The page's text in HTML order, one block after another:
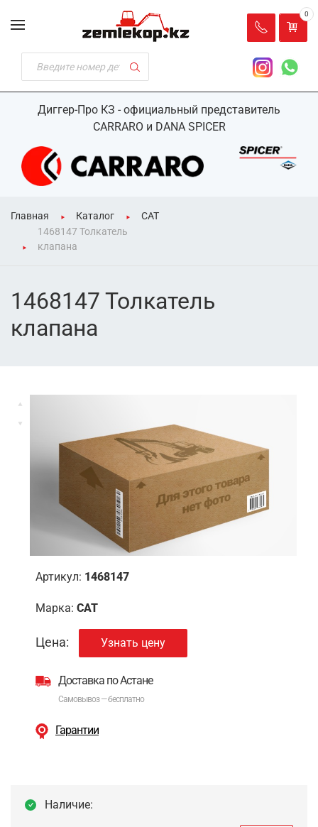
Диггер-Про КЗ - официальный представитель
CARRARO и DANA SPICER
0
Главная Каталог
CAT
1468147 Толкатель
клапана
1468147 Толкатель
клапана
Артикул: 1468147
Марка: CAT
Цена: Узнать цену
Доставка по Астане
Самовывоз — бесплатно
Гарантии
Наличие: